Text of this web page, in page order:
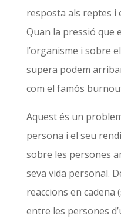
resposta als reptes i
Quan la pressió que
l’organisme i sobre
supera podem
com el famós
Aquest és un
persona i el seu
sobre les persones
seva vida personal.
reaccions en cadena
entre les persones